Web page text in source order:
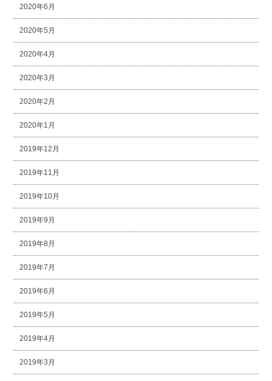
2020年6月
2020年5月
2020年4月
2020年3月
2020年2月
2020年1月
2019年12月
2019年11月
2019年10月
2019年9月
2019年8月
2019年7月
2019年6月
2019年5月
2019年4月
2019年3月